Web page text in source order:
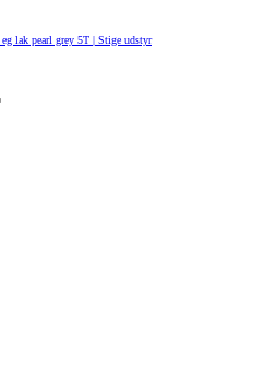
lak pearl grey 5T | Stige udstyr